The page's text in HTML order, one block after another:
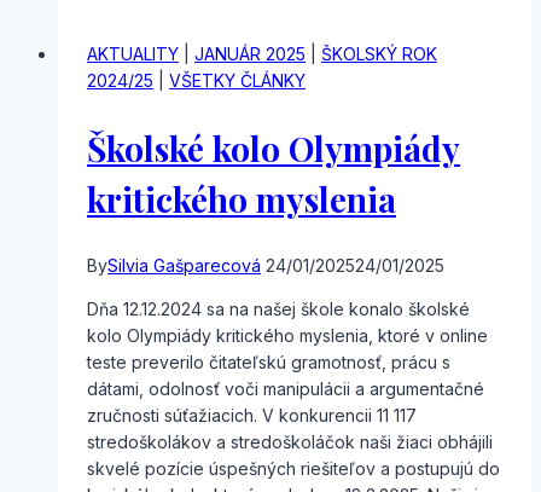
anglickom
jazyku
AKTUALITY JANUÁR 2025
ŠKOLSKÝ ROK
2024/25
VŠETKY ČLÁNKY
Školské kolo Olympiády
kritického myslenia
BySilvia Gašparecová 24/01/202524/01/2025
Dňa 12.12.2024 sa na našej škole konalo školské
kolo Olympiády kritického myslenia, ktoré v online
teste preverilo čitateľskú gramotnosť, prácu s
dátami, odolnosť voči manipulácii a argumentačné
zručnosti súťažiacich. V konkurencii 11 117
stredoškolákov a stredoškoláčok naši žiaci obhájili
skvelé pozície úspešných riešiteľov a postupujú do